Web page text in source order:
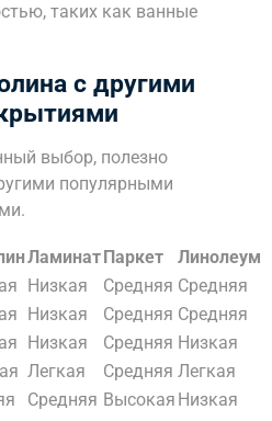
таких как ванные
с другими
выбор, полезно
популярными
ЛаминатПаркет
Линолеум
Низкая Средняя Средняя
Низкая Средняя Средняя
Низкая Средняя Низкая
Легкая Средняя Легкая
Средняя Высокая Низкая